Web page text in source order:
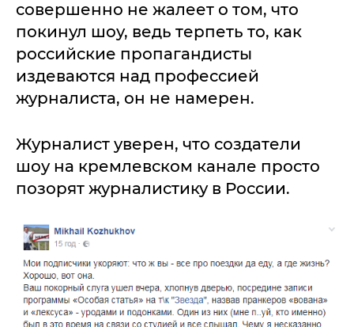
совершенно не жалеет о том, что
покинул шоу, ведь терпеть то, как
российские пропагандисты
издеваются над профессией
журналиста, он не намерен.
Журналист уверен, что создатели
шоу на кремлевском канале просто
позорят журналистику в России.